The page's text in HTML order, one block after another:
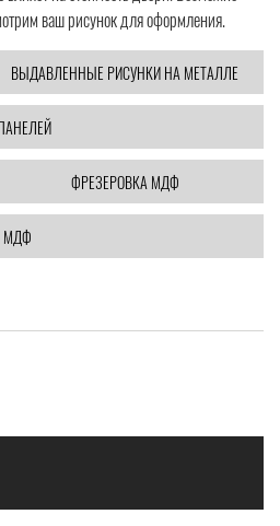
ваш рисунок для оформления.
ВЫДАВЛЕННЫЕ РИСУНКИ НА МЕТАЛЛЕ
ФРЕЗЕРОВКА МДФ
МДФ